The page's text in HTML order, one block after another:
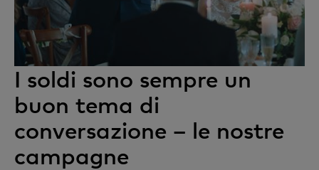
I soldi sono sempre un
buon tema di
conversazione – le nostre
campagne